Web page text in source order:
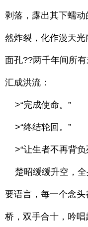
剥落，露出其下蠕
然炸裂，化作漫天
面孔??两千年间所
汇成洪流：
>“完成使命。”
>“终结轮回。”
>“让生者不再背负
楚昭缓缓升空，全
要语言，每一个念
桥，双手合十，吟